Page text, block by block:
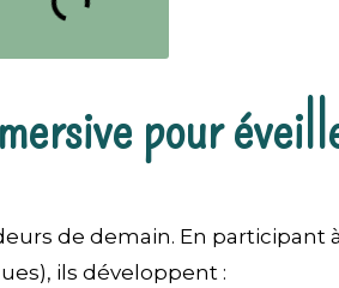
pour
de demain. En participant
ils développent :